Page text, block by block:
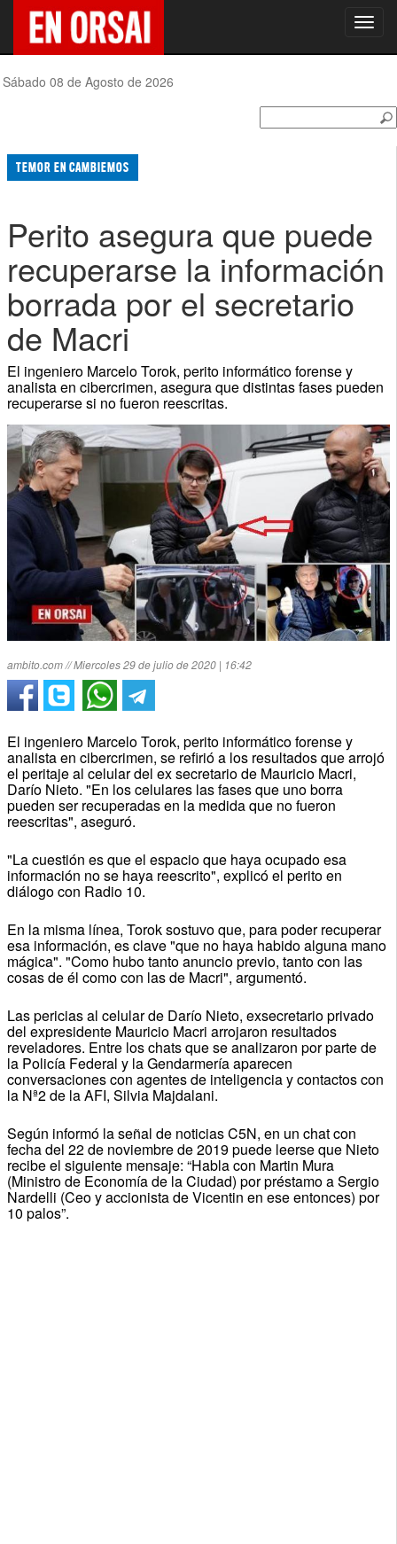
Sábado 08 de Agosto de 2026
TEMOR EN CAMBIEMOS
Perito asegura que puede
recuperarse la información
borrada por el secretario
de Macri
El ingeniero Marcelo Torok, perito informático forense y
analista en cibercrimen, asegura que distintas fases pueden
recuperarse si no fueron reescritas.
ambito.com // Miercoles 29 de julio de 2020 | 16:42
El ingeniero Marcelo Torok, perito informático forense y
analista en cibercrimen, se refirió a los resultados que arrojó
el peritaje al celular del ex secretario de Mauricio Macri,
Darío Nieto. "En los celulares las fases que uno borra
pueden ser recuperadas en la medida que no fueron
reescritas", aseguró.
"La cuestión es que el espacio que haya ocupado esa
información no se haya reescrito", explicó el perito en
diálogo con Radio 10.
En la misma línea, Torok sostuvo que, para poder recuperar
esa información, es clave "que no haya habido alguna mano
mágica". "Como hubo tanto anuncio previo, tanto con las
cosas de él como con las de Macri", argumentó.
Las pericias al celular de Darío Nieto, exsecretario privado
del expresidente Mauricio Macri arrojaron resultados
reveladores. Entre los chats que se analizaron por parte de
la Policía Federal y la Gendarmería aparecen
conversaciones con agentes de inteligencia y contactos con
la Nª2 de la AFI, Silvia Majdalani.
Según informó la señal de noticias C5N, en un chat con
fecha del 22 de noviembre de 2019 puede leerse que Nieto
recibe el siguiente mensaje: “Habla con Martin Mura
(Ministro de Economía de la Ciudad) por préstamo a Sergio
Nardelli (Ceo y accionista de Vicentin en ese entonces) por
10 palos”.